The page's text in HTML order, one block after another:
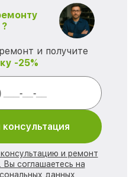
и получите
-25%
и ремонт
Вы соглашаетесь на
данных